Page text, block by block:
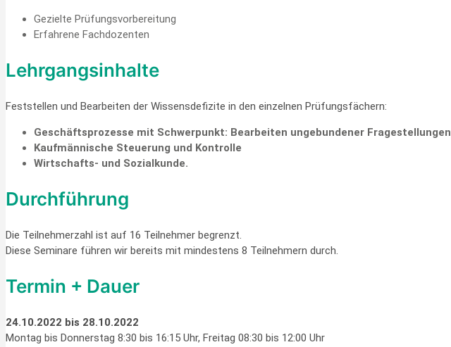
Gezielte Prüfungsvorbereitung
Erfahrene Fachdozenten
Lehrgangsinhalte
Feststellen und Bearbeiten der Wissensdefizite in den einzelnen Prüfungsfächern:
Geschäftsprozesse mit Schwerpunkt: Bearbeiten ungebundener Fragestellungen
Kaufmännische Steuerung und Kontrolle
Wirtschafts- und Sozialkunde.
Durchführung
Die Teilnehmerzahl ist auf 16 Teilnehmer begrenzt.
Diese Seminare führen wir bereits mit mindestens 8 Teilnehmern durch.
Termin + Dauer
24.10.2022 bis 28.10.2022
Montag bis Donnerstag 8:30 bis 16:15 Uhr, Freitag 08:30 bis 12:00 Uhr